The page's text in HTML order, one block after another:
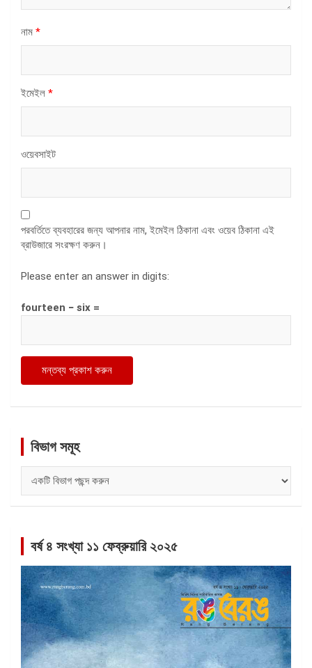
নাম *
ইমেইল *
ওয়েবসাইট
পরবর্তিতে ব্যবহারের জন্য আপনার নাম, ইমেইল ঠিকানা এবং ওয়েব ঠিকানা এই
ব্রাউজারে সংরক্ষণ করুন।
Please enter an answer in digits:
fourteen − six =
বিভাগ সমূহ
সমূহ
বর্ষ ৪ সংখ্যা ১১ ফেব্রুয়ারি ২০২৫